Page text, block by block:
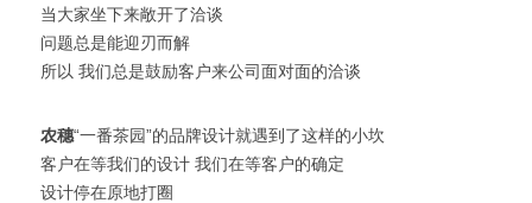
当大家坐下来敞开了洽谈
问题总是能迎刃而解
所以 我们总是鼓励客户来公司面对面的洽谈
农穗“一番茶园”的品牌设计就遇到了这样的小坎
客户在等我们的设计 我们在等客户的确定
设计停在原地打圈